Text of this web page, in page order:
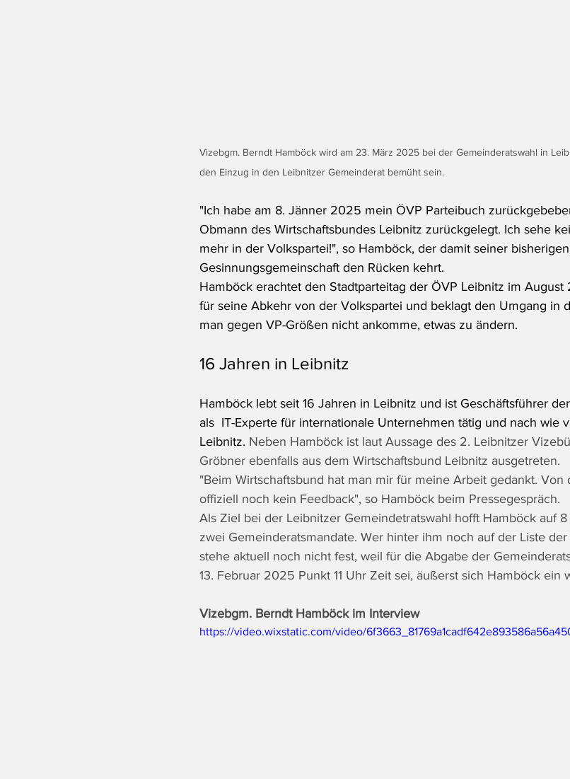
Vizebgm. Berndt Hamböck wird am 23. März 2025 bei der Gemeinderatswahl in
den Einzug in den Leibnitzer Gemeinderat bemüht sein.
"Ich habe am 8. Jänner 2025 mein ÖVP Parteibuch
Obmann des Wirtschaftsbundes Leibnitz zurückgelegt. Ich sehe
mehr in der Volkspartei!", so Hamböck, der damit seiner
Gesinnungsgemeinschaft den Rücken kehrt.
Hamböck erachtet den Stadtparteitag der ÖVP Leibnitz im
für seine Abkehr von der Volkspartei und beklagt den Umgang in
man gegen VP-Größen nicht ankomme, etwas zu ändern.
16 Jahren in Leibnitz
Hamböck lebt seit 16 Jahren in Leibnitz und ist Geschäftsführer
als  IT-Experte für internationale Unternehmen tätig und nach wie
Leibnitz. Neben Hamböck ist laut Aussage des 2. Leibnitzer
Gröbner ebenfalls aus dem Wirtschaftsbund Leibnitz ausgetreten.
"Beim Wirtschaftsbund hat man mir für meine Arbeit gedankt. Von
offiziell noch kein Feedback", so Hamböck beim Pressegespräch.
Als Ziel bei der Leibnitzer Gemeindetratswahl hofft Hamböck auf
zwei Gemeinderatsmandate. Wer hinter ihm noch auf der Liste
stehe aktuell noch nicht fest, weil für die Abgabe der
13. Februar 2025 Punkt 11 Uhr Zeit sei, äußerst sich Hamböck ein
Vizebgm. Berndt Hamböck im Interview
https://video.wixstatic.com/video/